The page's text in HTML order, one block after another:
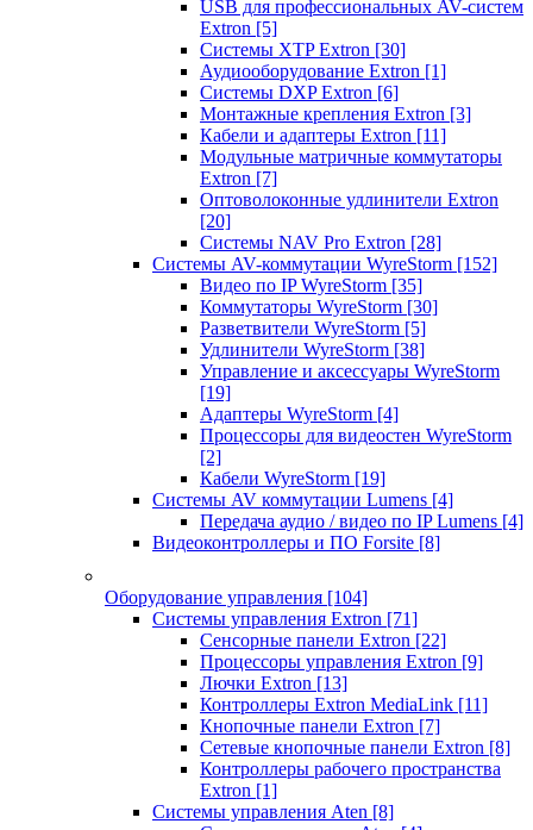
USB для профессиональных AV-систем
Extron [5]
Системы XTP Extron [30]
Аудиооборудование Extron [1]
Системы DXP Extron [6]
Монтажные крепления Extron [3]
Кабели и адаптеры Extron [11]
Модульные матричные коммутаторы
Extron [7]
Оптоволоконные удлинители Extron
[20]
Системы NAV Pro Extron [28]
Системы AV-коммутации WyreStorm [152]
Видео по IP WyreStorm [35]
Коммутаторы WyreStorm [30]
Разветвители WyreStorm [5]
Удлинители WyreStorm [38]
Управление и аксессуары WyreStorm
[19]
Адаптеры WyreStorm [4]
Процессоры для видеостен WyreStorm
[2]
Кабели WyreStorm [19]
Системы AV коммутации Lumens [4]
Передача аудио / видео по IP Lumens [4]
Видеоконтроллеры и ПО Forsite [8]
Оборудование управления [104]
Системы управления Extron [71]
Сенсорные панели Extron [22]
Процессоры управления Extron [9]
Лючки Extron [13]
Контроллеры Extron MediaLink [11]
Кнопочные панели Extron [7]
Сетевые кнопочные панели Extron [8]
Контроллеры рабочего пространства
Extron [1]
Системы управления Aten [8]